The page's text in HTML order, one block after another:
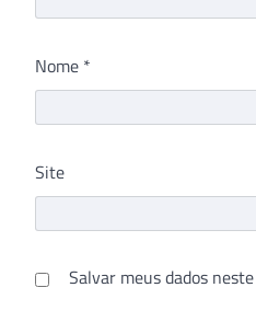
Nome *
Site
Salvar meus dados